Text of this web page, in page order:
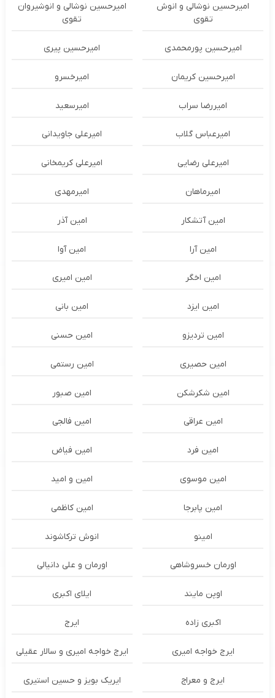
امیرحسین نوشالی و انوش
تقوی
امیرحسین نوشالی و انوشیروان
تقوی
امیرحسین پورمحمدی امیرحسین پیری
امیرحسین کریمان امیرخسرو
امیررضا سراب امیرسعید
امیرعباس گلاب امیرعلی جاویدانی
امیرعلی رضایی امیرعلی کریمخانی
امیرماهان امیرمهدی
امین آتشکار امین آذر
امین آرا امین آوا
امین اخگر امین امیری
امین ایزد امین بانی
امین تردیزو امین حسنی
امین حصیری امین رستمی
امین شکرشکن امین صبور
امین عراقی امین فالجی
امین فرد امین فیاض
امین موسوی امین و امید
امین پابرجا امین کاظمی
امینو انوش ترکاشوند
اورمان خسروشاهی اورمان و علی دانیالی
اوپن مایند ايلاى اكبرى
اکبری زاده ایرج
ایرج خواجه امیری ایرج خواجه امیری و سالار عقیلی
ایرج و معراج ایریک بویز و حسین استیری